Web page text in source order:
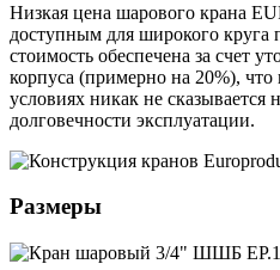
Низкая цена шарового крана
доступным для широкого круга
стоимость обеспечена за счет
корпуса (примерно на 20%),
условиях никак не сказывается
долговечности эксплуатации.
Размеры